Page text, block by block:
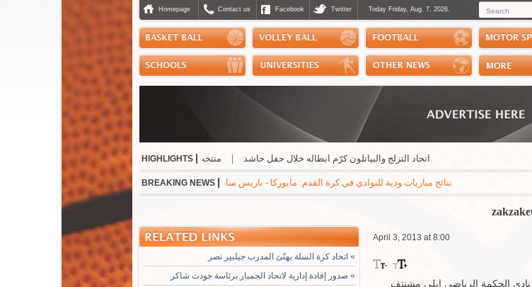
Homepage Contact us Facebook Twitter Today Friday, Aug. 7, 2026.
Polls
Scores
Handball
HIGHLIGHTS |
منتخب التايكواندو إلى "بطولة الحسن" الاردنية | اتحاد التزلج والبياتلون كرّم ابطاله خلال حفل حاشد
BREAKING NEWS |
نتائج مباريات ودية للنوادي في كرة القدم: مايوركا - باريس سان جيرمان 3-0 * ريال بيتيس - ارسنال 3-1 * نابولي - اوساسونا 2-1 * جوفنتوس - تشيلسي 1-0 * مانشستر سيتي - نجوم الدوري الكوري 3-1 * ميلان - انتر 1-1
» اتحاد كرة السلة يهنّئ المدرب جيلبير نصر
» صدور إفادة إدارية لاتحاد الجمباز برئاسة جودت شاكر
April 3, 2013 at 8:00
الحكمة الرياضي ايلي مشنتف